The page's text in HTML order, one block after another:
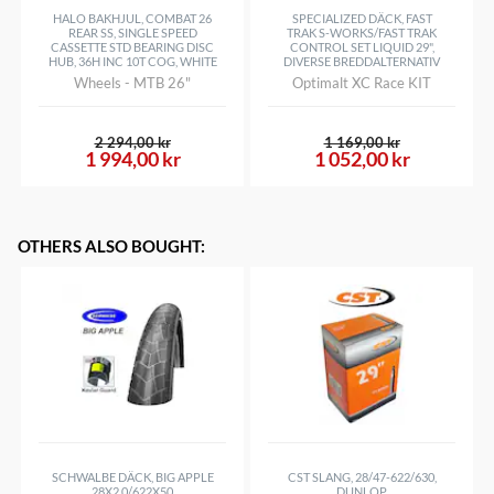
HALO BAKHJUL, COMBAT 26
REAR SS, SINGLE SPEED
CASSETTE STD BEARING DISC
HUB, 36H INC 10T COG, WHITE
Wheels - MTB 26"
1 994,00 kr
2 294,00 kr
SPECIALIZED DÄCK, FAST
TRAK S-WORKS/FAST TRAK
CONTROL SET LIQUID 29",
DIVERSE BREDDALTERNATIV
Optimalt XC Race KIT
1 052,00 kr
1 169,00 kr
OTHERS ALSO BOUGHT:
SCHWALBE DÄCK, BIG APPLE
CST SLANG, 28/47-622/630,